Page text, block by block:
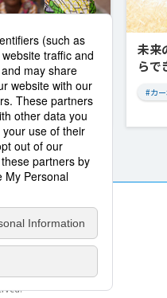
に未来を創る
未来
らで
#カ
Previous
Next
個人情報保護方針
セキュリティポリシー
質問